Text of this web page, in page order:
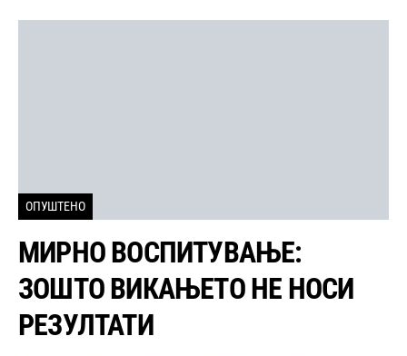
ОПУШТЕНО
МИРНО ВОСПИТУВАЊЕ:
ЗОШТО ВИКАЊЕТО НЕ НОСИ
РЕЗУЛТАТИ